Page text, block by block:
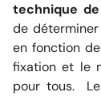
technique
de
en fonction
fixation et le
pour tous.